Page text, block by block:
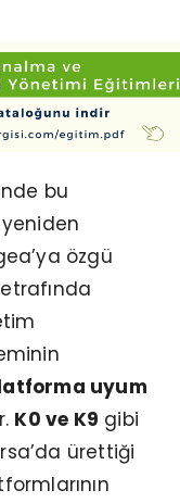
bu
özgü
uyum
K0 ve K9 gibi
ürettiği